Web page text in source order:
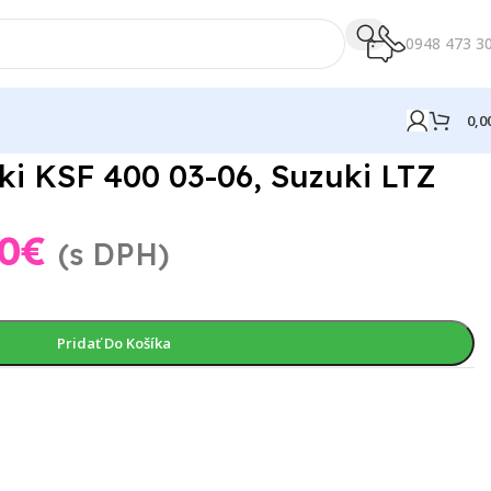
0948 473
KSF 400 03-06, Suzuki LTZ
€ (s DPH)
Pridať Do Košíka